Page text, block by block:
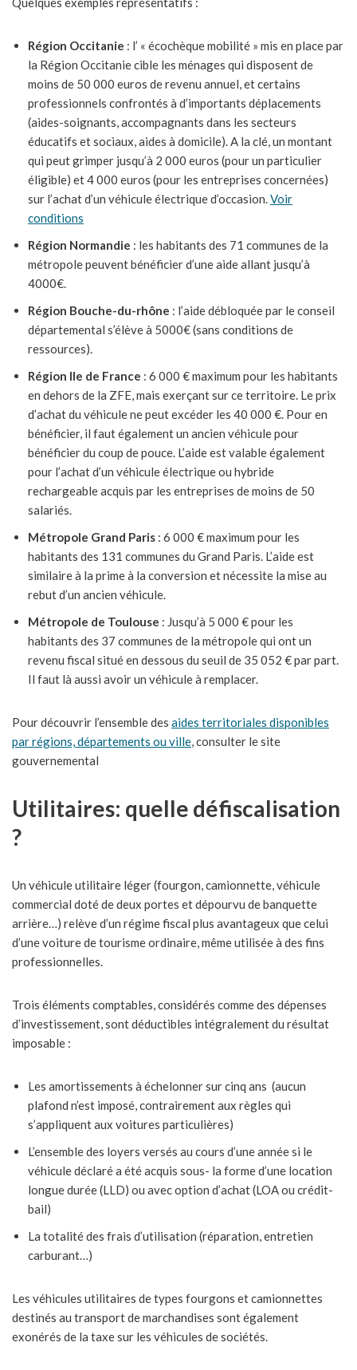
Région Occitanie : l’ « écochèque mobilité » mis en place par
la Région Occitanie cible les ménages qui disposent de
moins de 50 000 euros de revenu annuel, et certains
professionnels confrontés à d’importants déplacements
(aides-soignants, accompagnants dans les secteurs
éducatifs et sociaux, aides à domicile). A la clé, un montant
qui peut grimper jusqu’à 2 000 euros (pour un particulier
éligible) et 4 000 euros (pour les entreprises concernées)
sur l’achat d’un véhicule électrique d’occasion.Voir
conditions
Région Normandie : les habitants des 71 communes de la
métropole peuvent bénéficier d’une aide allant jusqu’à
4000€.
Région Bouche-du-rhône : l’aide débloquée par le conseil
départemental s’élève à 5000€ (sans conditions de
ressources).
Région Ile de France : 6 000 € maximum pour les habitants
en dehors de la ZFE, mais exerçant sur ce territoire. Le prix
d’achat du véhicule ne peut excéder les 40 000 €. Pour en
bénéficier, il faut également un ancien véhicule pour
bénéficier du coup de pouce. L’aide est valable également
pour l’achat d’un véhicule électrique ou hybride
rechargeable acquis par les entreprises de moins de 50
salariés.
Métropole Grand Paris : 6 000 € maximum pour les
habitants des 131 communes du Grand Paris. L’aide est
similaire à la prime à la conversion et nécessite la mise au
rebut d’un ancien véhicule.
Métropole de Toulouse : Jusqu’à 5 000 € pour les
habitants des 37 communes de la métropole qui ont un
revenu fiscal situé en dessous du seuil de 35 052 € par part.
Il faut là aussi avoir un véhicule à remplacer.
Pour découvrir l’ensemble des aides territoriales disponibles
par régions, départements ou ville, consulter le site
gouvernemental
Utilitaires: quelle défiscalisation
?
Un véhicule utilitaire léger (fourgon, camionnette, véhicule
commercial doté de deux portes et dépourvu de banquette
arrière…) relève d’un régime fiscal plus avantageux que celui
d’une voiture de tourisme ordinaire, même utilisée à des fins
professionnelles.
Trois éléments comptables, considérés comme des dépenses
d’investissement, sont déductibles intégralement du résultat
imposable :
Les amortissements à échelonner sur cinq ans (aucun
plafond n’est imposé, contrairement aux règles qui
s’appliquent aux voitures particulières)
L’ensemble des loyers versés au cours d’une année si le
véhicule déclaré a été acquis sous- la forme d’une location
longue durée (LLD) ou avec option d’achat (LOA ou crédit-
bail)
La totalité des frais d’utilisation (réparation, entretien
carburant…)
Les véhicules utilitaires de types fourgons et camionnettes
destinés au transport de marchandises sont également
exonérés de la taxe sur les véhicules de sociétés.